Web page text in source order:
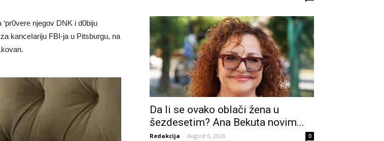
njegov DNK i d0biju
kanceIariju FBI-ja u Pitsburgu, na
Da li se ovako oblači žena u
šezdesetim? Ana Bekuta novim...
Redakcija - August 6, 2026 0